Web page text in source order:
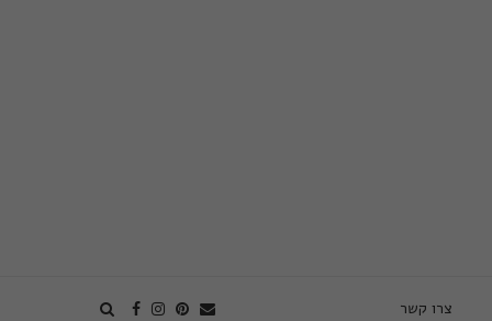
צרו קשר